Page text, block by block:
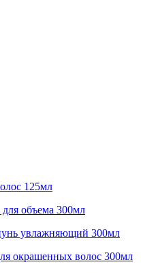
125мл
объема 300мл
увлажняющий 300мл
окрашенных волос 300мл